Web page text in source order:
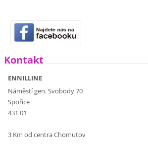
Kontakt
ENNILLINE
Náměstí gen. Svobody 70
Spořice
431 01
3 Km od centra Chomutov